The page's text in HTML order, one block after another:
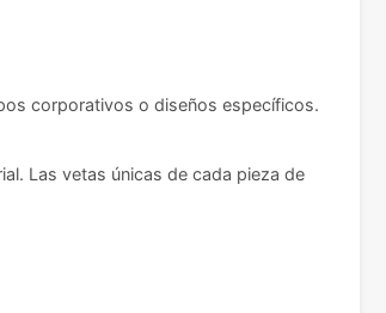
corporativos o diseños específicos.
Las vetas únicas de cada pieza de